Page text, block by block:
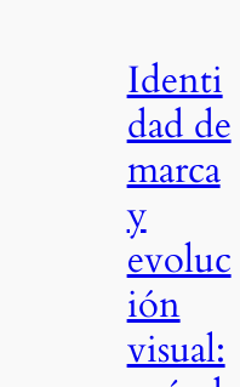
Identi
dad de
marca
y
evoluc
ión
visual: